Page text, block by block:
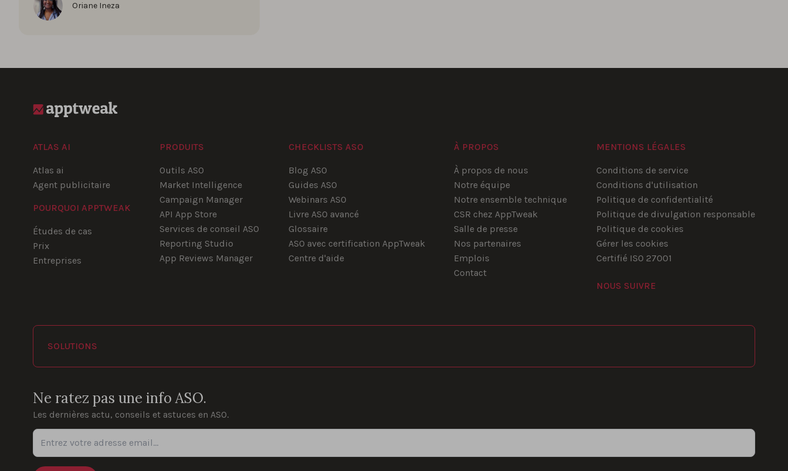
Oriane Ineza
ATLAS AI
Atlas ai
Agent publicitaire
POURQUOI APPTWEAK
Études de cas
Prix
Entreprises
PRODUITS
Outils ASO
Market Intelligence
Campaign Manager
API App Store
Services de conseil ASO
Reporting Studio
App Reviews Manager
CHECKLISTS ASO
Blog ASO
Guides ASO
Webinars ASO
Livre ASO avancé
Glossaire
ASO avec certification AppTweak
Centre d'aide
À PROPOS
À propos de nous
Notre équipe
Notre ensemble technique
CSR chez AppTweak
Salle de presse
Nos partenaires
Emplois
Contact
MENTIONS LÉGALES
Conditions de service
Conditions d'utilisation
Politique de confidentialité
Politique de divulgation responsable
Politique de cookies
Gérer les cookies
Certifié ISO 27001
NOUS SUIVRE
SOLUTIONS
Ne ratez pas une info ASO.
Les dernières actu, conseils et astuces en ASO.
Entrez votre adresse email...